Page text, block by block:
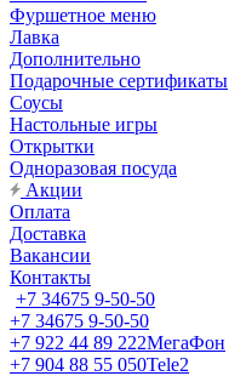
Фуршетное меню
Лавка
Дополнительно
Подарочные сертификаты
Соусы
Настольные игры
Открытки
Одноразовая посуда
Акции
Оплата
Доставка
Вакансии
Контакты
+7 34675 9-50-50
+7 34675 9-50-50
+7 922 44 89 222МегаФон
+7 904 88 55 050Tele2